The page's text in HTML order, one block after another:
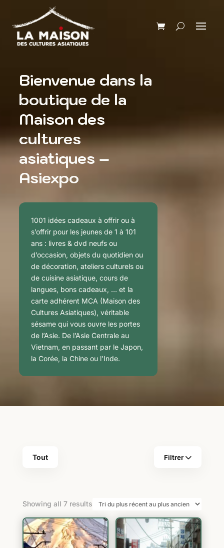
Bienvenue dans la
boutique de la
Maison des
cultures
asiatiques –
Asiexpo
1001 idées cadeaux à offrir ou à
s’offrir pour les jeunes de 1 à 101
ans : livres & dvd neufs ou
d’occasion, objets du quotidien ou
de décoration, ateliers culturels ou
de cuisine asiatique, cours de
langues, bons cadeaux, … et la
carte adhérent MCA (Maison des
Cultures Asiatiques), véritable
sésame qui vous ouvre les portes
de l’Asie. De l’Asie Centrale au
Vietnam, en passant par le Japon,
la Corée, la Chine ou l’Inde.
Tout Filtrer
Showing all 7 resultsSorted
latest